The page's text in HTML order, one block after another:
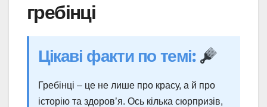
гребінці
Цікаві факти по темі:
Гребінці – це не лише про красу, а й про
історію та здоров’я. Ось кілька сюрпризів,